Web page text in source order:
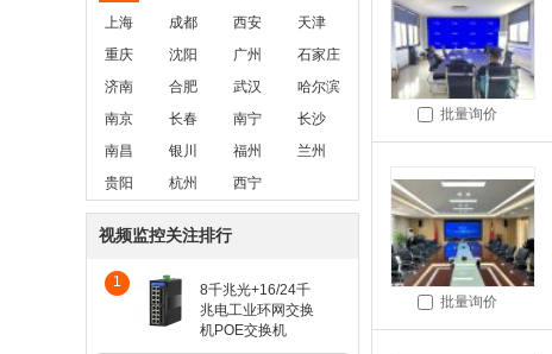
上海
成都 西安
天津
重庆
沈阳 广州
石家庄
济南
合肥 武汉
哈尔滨
南京
长春 南宁
长沙
南昌
银川 福州
兰州
贵阳
杭州 西宁
视频监控关注排行
1
8千兆光+16/24千
兆电工业环网交换
机POE交换机
批量询价
批量询价